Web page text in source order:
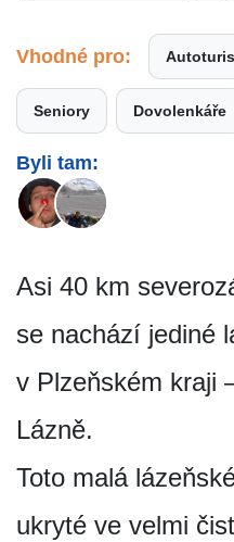
Vhodné pro:
Seniory Dovolenkáře
Byli tam:
Asi 40 km
se nachází jediné
v Plzeňském kraji
Lázně.
Toto malá
ukryté ve velmi